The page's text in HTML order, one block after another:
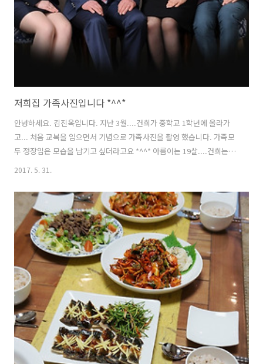
저희집 가족사진입니다 *^^*
안녕하세요. 김진옥입니다. 지난 3월....건희가 중학교 1학년에 올라가
고... 처음 교복을 입으면서 기념으로 가족사진을 촬영 했습니다. 가족모
두 정장입은 모습을 남기고 싶더라고요 *^^* 아름이는 19살....건희는
14살.... 건희가 지금은 아름이 누나보다 키가 크답니다. 언제 이렇게들
되더라고요... 남편이랑 1년동안 연애를 하고 결혼식을 했으니까 20년동
안 얼굴을 알고 지낸건데요.. 최근 저희 부부에게 처음으로 큰 다툼이 있
었습니다. 늘 사소한 다툼은 있었는데요... 제가 인터넷 쇼핑몰 오픈한지
올해로 만 5년이 되는데요.. 만5년동안.... 매일 새벽부터 저녁까지....한
사업장에서 일을 하고....집에 와서도 얼굴..
2017. 5. 31.